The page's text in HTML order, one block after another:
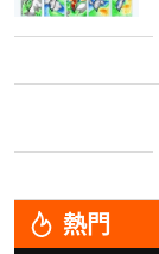
熱門